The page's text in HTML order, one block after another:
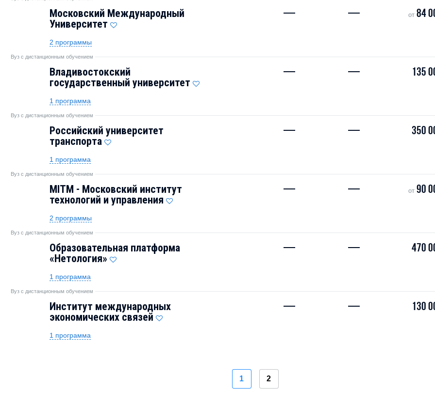
Московский Международный
Университет
— — от 84
2 программы
Вуз с дистанционным обучением
Владивостокский
государственный университет
— — 135
1 программа
Вуз с дистанционным обучением
Российский университет
транспорта
— — 350
1 программа
Вуз с дистанционным обучением
MITM - Московский институт
технологий и управления
— — от 90
2 программы
Вуз с дистанционным обучением
Образовательная платформа
«Нетология»
— — 470
1 программа
Вуз с дистанционным обучением
Институт международных
экономических связей
— — 130
1 программа
1 2